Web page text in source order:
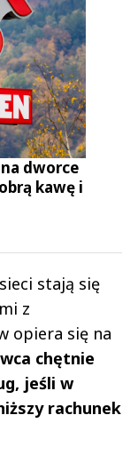
dworce
kawę i
stają się
z
opiera się na
chętnie
jeśli w
rachunek